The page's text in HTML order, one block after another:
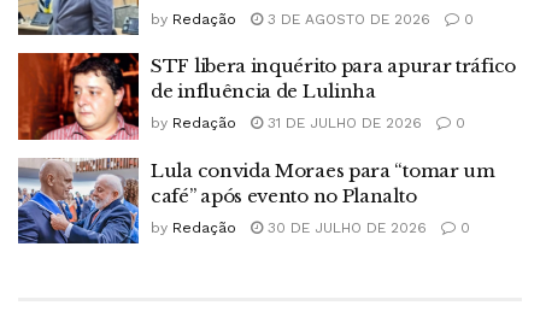
by Redação 3 DE AGOSTO DE 2026 0
STF libera inquérito para apurar tráfico
de influência de Lulinha
by Redação 31 DE JULHO DE 2026 0
Lula convida Moraes para “tomar um
café” após evento no Planalto
by Redação 30 DE JULHO DE 2026 0